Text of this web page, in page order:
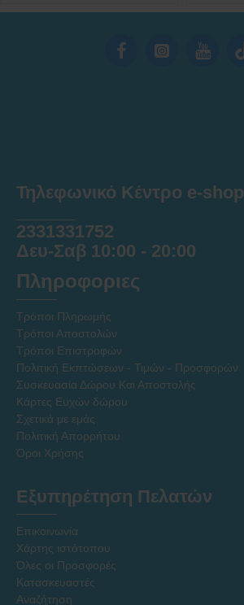
Τηλεφωνικό Κέντρο e-shop
2331331752
Δευ-Σαβ 10:00 - 20:00
Πληροφοριες
Τρόποι Πληρωμής
Τρόποι Αποστολών
Τρόποι Επιστροφών
Πολιτική Εκπτώσεων - Τιμών - Προσφορών
Συσκευασία Δώρου Και Αποστολής
Κάρτες Ευχών δώρου
Σχετικά με εμάς
Πολιτική Απορρήτου
Όροι Χρήσης
Εξυπηρέτηση Πελατών
Επικοινωνία
Χάρτης ιστότοπου
Όλες οι Προσφορές
Κατασκευαστές
Αναζήτηση